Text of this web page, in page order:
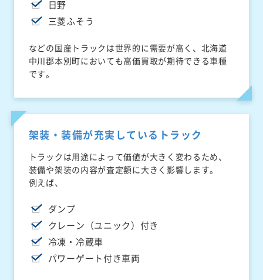
日野
三菱ふそう
などの国産トラックは世界的に需要が高く、北海道
中川郡本別町においても高価買取が期待できる車種
です。
架装・装備が充実しているトラック
トラックは用途によって価値が大きく変わるため、
装備や架装の内容が査定額に大きく影響します。
例えば、
ダンプ
クレーン（ユニック）付き
冷凍・冷蔵車
パワーゲート付き車両